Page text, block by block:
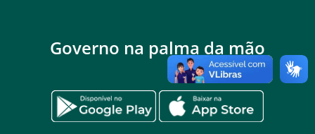
Governo na palma da mão